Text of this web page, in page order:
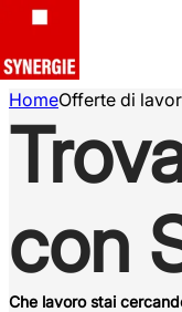
HomeOfferte di
con
Che lavoro stai